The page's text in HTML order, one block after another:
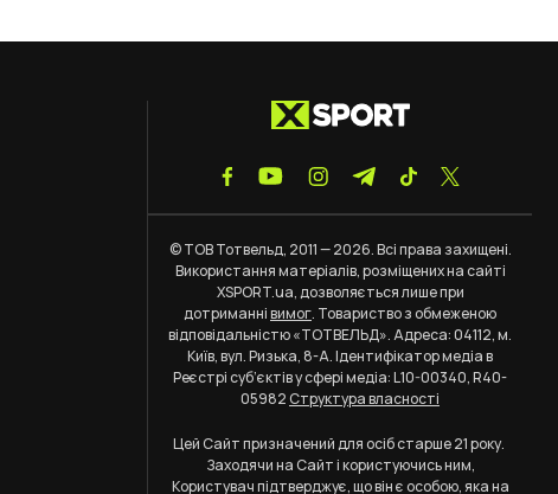
© ТОВ Тотвельд, 2011 — 2026. Всі права захищені.
Використання матеріалів, розміщених на сайті
XSPORT.ua, дозволяється лише при
дотриманнівимог. Товариство з обмеженою
відповідальністю «ТОТВЕЛЬД». Адреса: 04112, м.
Київ, вул. Ризька, 8-А. Ідентифікатор медіа в
Реєстрі суб’єктів у сфері медіа: L10-00340, R40-
05982Структура власності
Цей Сайт призначений для осіб старше 21 року.
Заходячи на Сайт і користуючись ним,
Користувач підтверджує, що він є особою, яка на